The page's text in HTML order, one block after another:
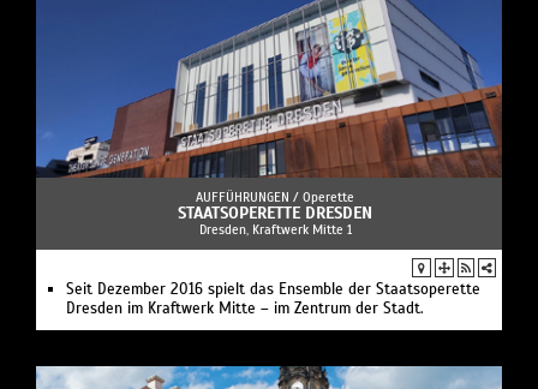
AUFFÜHRUNGEN / Operette
STAATSOPERETTE DRESDEN
Dresden, Kraftwerk Mitte 1
Seit Dezember 2016 spielt das Ensemble der Staatsoperette
Dresden im Kraftwerk Mitte – im Zentrum der Stadt.